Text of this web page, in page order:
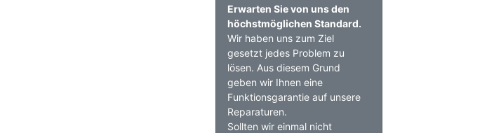
Erwarten Sie von uns den
höchstmöglichen Standard.
Wir haben uns zum Ziel
gesetzt jedes Problem zu
lösen. Aus diesem Grund
geben wir Ihnen eine
Funktionsgarantie auf unsere
Reparaturen.
Sollten wir einmal nicht